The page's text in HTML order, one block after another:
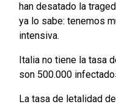
han desatado la
ya lo sabe: tenemos
intensiva.
Italia no tiene la tasa
son 500.000
La tasa de letalidad